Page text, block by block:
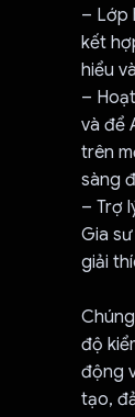
– Lớp
kết
hiểu
–
và để
trên
sàng
– Trợ
Gia
giải
độ
động
tạo,